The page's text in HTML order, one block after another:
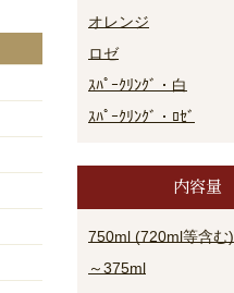
オレンジ
ロゼ
ｽﾊﾟｰｸﾘﾝｸﾞ・白
ｽﾊﾟｰｸﾘﾝｸﾞ・ﾛｾﾞ
内容量
750ml (720ml等含む)
～375ml